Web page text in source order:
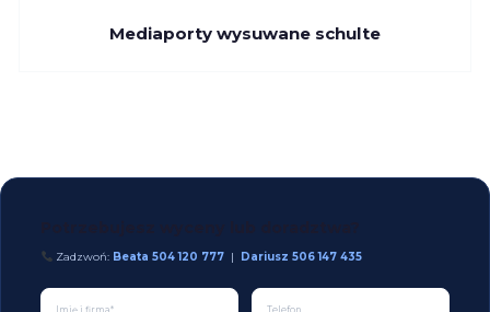
Mediaporty wysuwane schulte
Zadzwoń: Beata 504 120 777 | Dariusz 506 147 435